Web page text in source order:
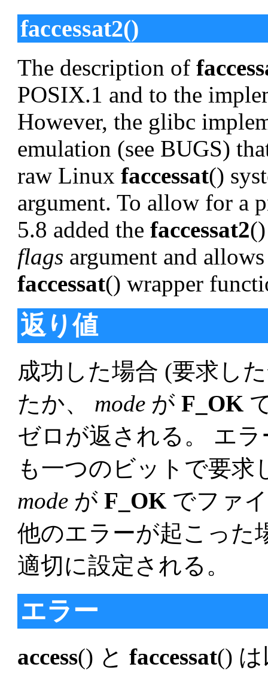
faccessat2()
The description of
POSIX.1 and to the
However, the glibc
emulation (see BUGS)
raw Linuxfaccessat()
argument. To allow for a
5.8 added thefaccessat2
flags argument and
faccessat() wrapper
返り値
成功した場合 (要求し
たか、 mode がF_OK
ゼロが返される。 エラ
も一つのビットで要求
mode がF_OK でファ
他のエラーが起こった
適切に設定される。
エラー
access() とfaccessat()